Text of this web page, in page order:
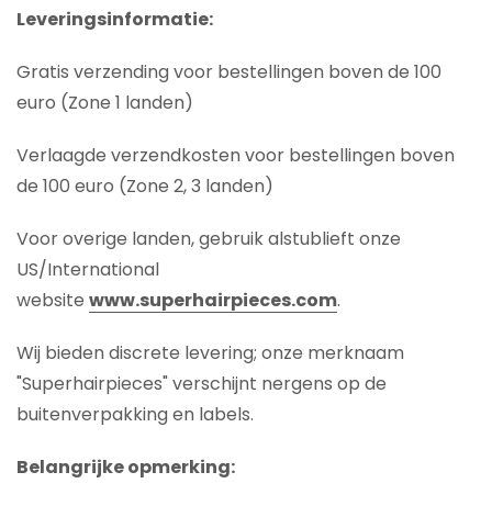
Leveringsinformatie:
Gratis verzending voor bestellingen boven de 100
euro (Zone 1 landen)
Verlaagde verzendkosten voor bestellingen boven
de 100 euro (Zone 2, 3 landen)
Voor overige landen, gebruik alstublieft onze
US/International
website www.superhairpieces.com.
Wij bieden discrete levering; onze merknaam
"Superhairpieces" verschijnt nergens op de
buitenverpakking en labels.
Belangrijke opmerking: